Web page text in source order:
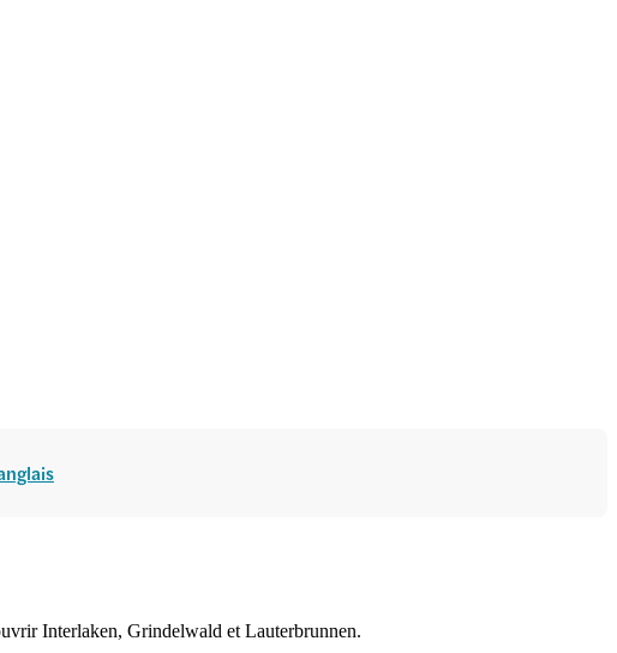
Interlaken, Grindelwald et Lauterbrunnen.